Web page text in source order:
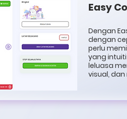
Easy
Dengan
dengan
perlu
yang
leluasa
visual,